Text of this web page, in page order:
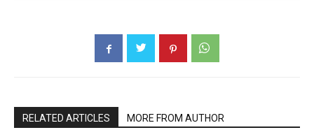
RELATED ARTICLES MORE FROM AUTHOR